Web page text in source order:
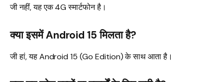
जी नहीं, यह एक 4G स्मार्टफोन है।
क्या इसमें Android 15 मिलता है?
जी हां, यह Android 15 (Go Edition) के साथ आता है।